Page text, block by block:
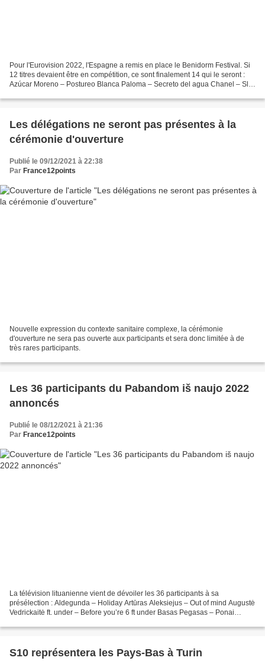
Pour l'Eurovision 2022, l'Espagne a remis en place le Benidorm Festival. Si
12 titres devaient être en compétition, ce sont finalement 14 qui le seront :
Azúcar Moreno – Postureo Blanca Paloma – Secreto del agua Chanel – Slo
Les délégations ne seront pas présentes à la
cérémonie d'ouverture
Publié le 09/12/2021 à 22:38
Par France12points
Nouvelle expression du contexte sanitaire complexe, la cérémonie
d'ouverture ne sera pas ouverte aux participants et sera donc limitée à de
très rares participants.
Les 36 participants du Pabandom iš naujo 2022
annoncés
Publié le 08/12/2021 à 21:36
Par France12points
La télévision lituanienne vient de dévoiler les 36 participants à sa
présélection : Aldegunda – Holiday Artūras Aleksiejus – Out of mind Augustė
Vedrickaitė ft. under – Before you’re 6 ft under Basas Pegasas – Ponai
S10 représentera les Pays-Bas à Turin